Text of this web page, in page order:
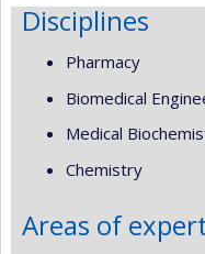
Disciplines
Pharmacy
Biomedical
Medical
Chemistry
Areas of